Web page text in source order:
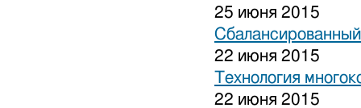
25 июня 2015
22 июня 2015
Технология
22 июня 2015